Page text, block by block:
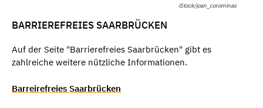
iStock/joan_corominas
BARRIEREFREIES SAARBRÜCKEN
Auf der Seite "Barrierefreies Saarbrücken" gibt es
zahlreiche weitere nützliche Informationen.
Barreirefreies Saarbrücken